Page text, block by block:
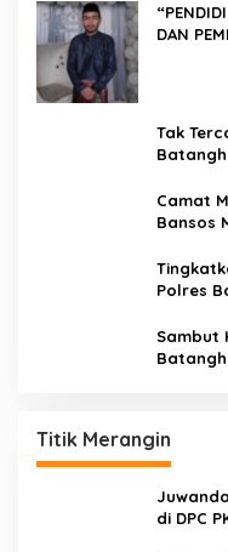
DAN
Tak
Camat
Bansos
Polres
Sambut
Titik Merangin
di DPC